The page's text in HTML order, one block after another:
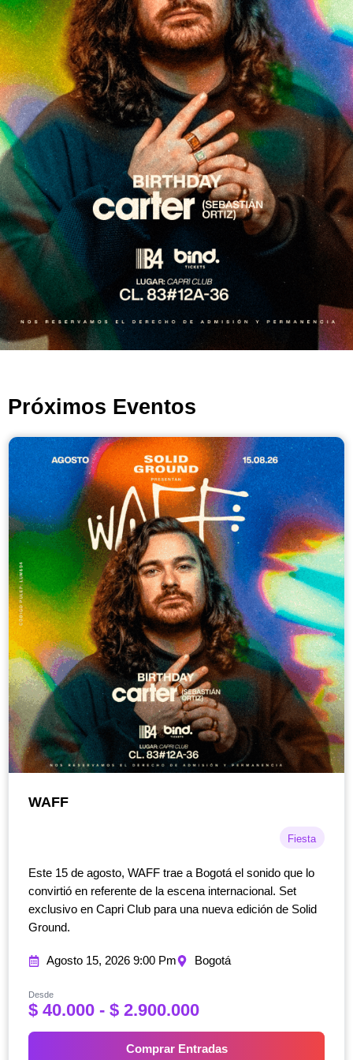
Próximos Eventos
WAFF
Fiesta
Este 15 de agosto, WAFF trae a Bogotá el sonido que lo
convirtió en referente de la escena internacional. Set
exclusivo en Capri Club para una nueva edición de Solid
Ground.
Agosto 15, 2026 9:00 Pm Bogotá
Desde
$40.000 - $2.900.000R
n
Comprar Entradas